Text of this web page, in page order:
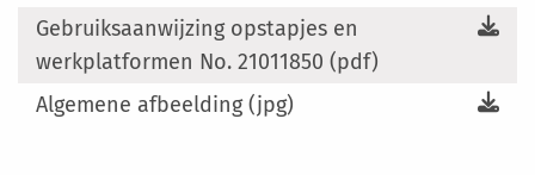
Gebruiksaanwijzing opstapjes en
werkplatformen No. 21011850 (pdf)
Algemene afbeelding (jpg)